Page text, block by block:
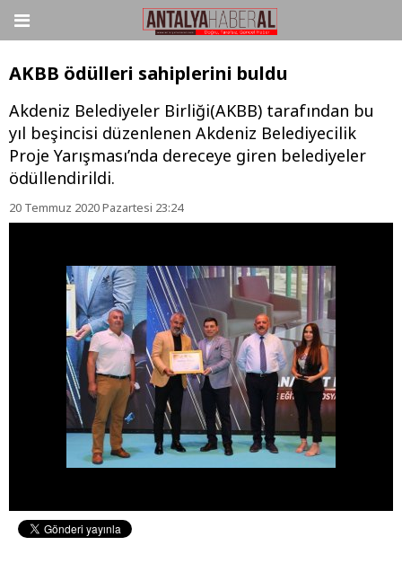
AKBB ödülleri sahiplerini buldu
Akdeniz Belediyeler Birliği(AKBB) tarafından bu
yıl beşincisi düzenlenen Akdeniz Belediyecilik
Proje Yarışması’nda dereceye giren belediyeler
ödüllendirildi.
20 Temmuz 2020 Pazartesi 23:24